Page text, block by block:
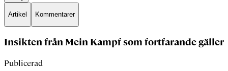
Artikel Kommentarer
Insikten från Mein Kampf som fortfarande gäller
Publicerad